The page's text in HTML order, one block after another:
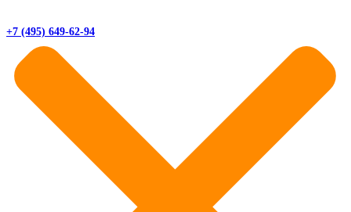
+7 (495) 649-62-94